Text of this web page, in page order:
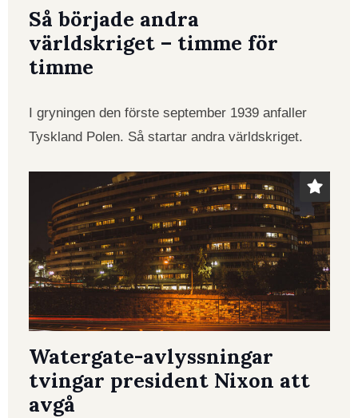
Så började andra
världskriget – timme för
timme
I gryningen den förste september 1939 anfaller
Tyskland Polen. Så startar andra världskriget.
Watergate-avlyssningar
tvingar president Nixon att
avgå